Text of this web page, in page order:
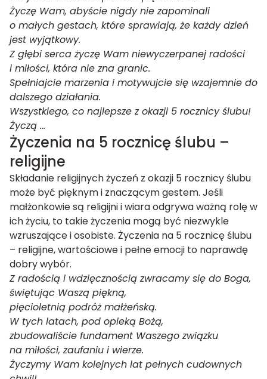
Życzę Wam, abyście nigdy nie zapominali
o małych gestach, które sprawiają, że każdy dzień
jest wyjątkowy.
Z głębi serca życzę Wam niewyczerpanej radości
i miłości, która nie zna granic.
Spełniajcie marzenia i motywujcie się wzajemnie do
dalszego działania.
Wszystkiego, co najlepsze z okazji 5 rocznicy ślubu!
Życzą …
Życzenia na 5 rocznicę ślubu –
religijne
Składanie religijnych życzeń z okazji 5 rocznicy ślubu
może być pięknym i znaczącym gestem. Jeśli
małżonkowie są religijni i wiara odgrywa ważną rolę w
ich życiu, to takie życzenia mogą być niezwykle
wzruszające i osobiste. Życzenia na 5 rocznicę ślubu
– religijne, wartościowe i pełne emocji to naprawdę
dobry wybór.
Z radością i wdzięcznością zwracamy się do Boga,
świętując Waszą piękną,
pięcioletnią podróż małżeńską.
W tych latach, pod opieką Bożą,
zbudowaliście fundament Waszego związku
na miłości, zaufaniu i wierze.
Życzymy Wam kolejnych lat pełnych cudownych